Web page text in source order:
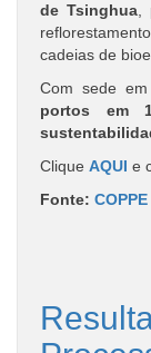
de Tsinghua,
cadeias de
Com sede
portos em
Clique AQUI e
Fonte: